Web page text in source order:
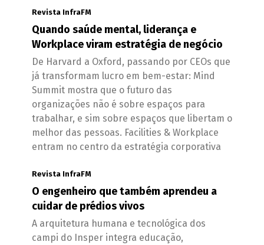
Revista InfraFM
Quando saúde mental, liderança e
Workplace viram estratégia de negócio
De Harvard a Oxford, passando por CEOs que
já transformam lucro em bem-estar: Mind
Summit mostra que o futuro das
organizações não é sobre espaços para
trabalhar, e sim sobre espaços que libertam o
melhor das pessoas. Facilities & Workplace
entram no centro da estratégia corporativa
Revista InfraFM
O engenheiro que também aprendeu a
cuidar de prédios vivos
A arquitetura humana e tecnológica dos
campi do Insper integra educação,